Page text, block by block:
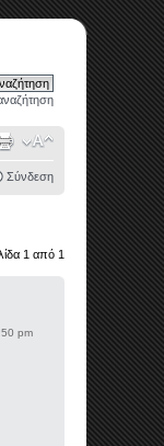
Σύνδεση
1 από 1
pm